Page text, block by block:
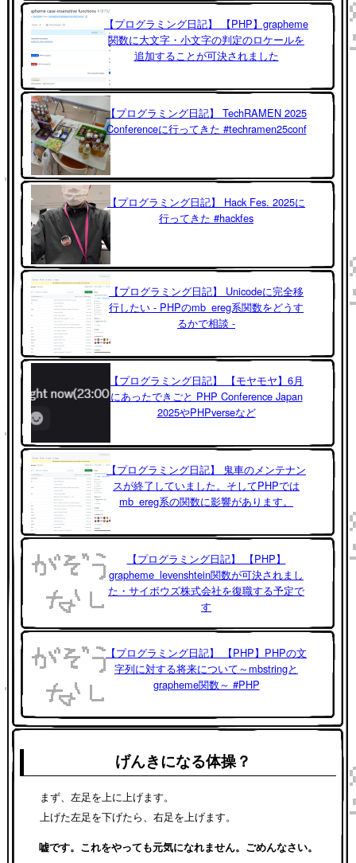
【プログラミング日記】 【PHP】grapheme
関数に大文字・小文字の判定のロケールを
追加することが可決されました
【プログラミング日記】 TechRAMEN 2025
Conferenceに行ってきた #techramen25conf
【プログラミング日記】 Hack Fes. 2025に
行ってきた #hackfes
【プログラミング日記】 Unicodeに完全移
行したい - PHPのmb_ereg系関数をどうす
るかで相談 -
【プログラミング日記】 【モヤモヤ】6月
にあったできごと PHP Conference Japan
2025やPHPverseなど
【プログラミング日記】 鬼車のメンテナン
スが終了していました。そしてPHPでは
mb_ereg系の関数に影響があります。
【プログラミング日記】 【PHP】
grapheme_levenshtein関数が可決されまし
た・サイボウズ株式会社を復職する予定で
す
【プログラミング日記】 【PHP】PHPの文
字列に対する将来について～mbstringと
grapheme関数～ #PHP
げんきになる体操？
まず、左足を上に上げます。
上げた左足を下げたら、右足を上げます。
嘘です。これをやっても元気になれません。ごめんなさい。